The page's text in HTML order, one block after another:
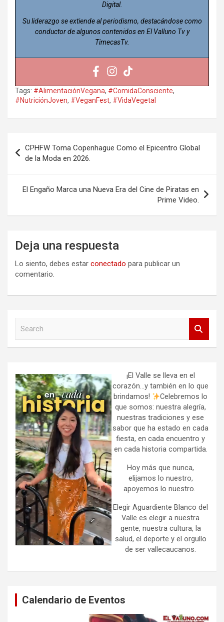
Digital.
Su liderazgo se extiende al periodismo, destacándose como
conductor de algunos contenidos en El Valluno Tv y
TimecasTv.
Tags: #AlimentaciónVegana, #ComidaConsciente,
#NutriciónJoven, #VeganFest, #VidaVegetal
de
entradas
CPHFW Toma Copenhague Como el Epicentro Global
de la Moda en 2026.
El Engaño Marca una Nueva Era del Cine de Piratas en
Prime Video.
Deja una respuesta
Lo siento, debes estar conectado para publicar un
comentario.
h
¡El Valle se lleva en el
corazón…y también en lo que
brindamos!
Celebremos lo
que somos: nuestra alegría,
nuestras tradiciones y ese
sabor que ha estado en cada
fiesta, en cada encuentro y
en cada historia compartida.
Hoy más que nunca,
elijamos lo nuestro,
apoyemos lo nuestro.
Elegir Aguardiente Blanco del
Valle es elegir a nuestra
gente, nuestra cultura, la
salud, el deporte y el orgullo
de ser vallecaucanos.
Calendario de Eventos